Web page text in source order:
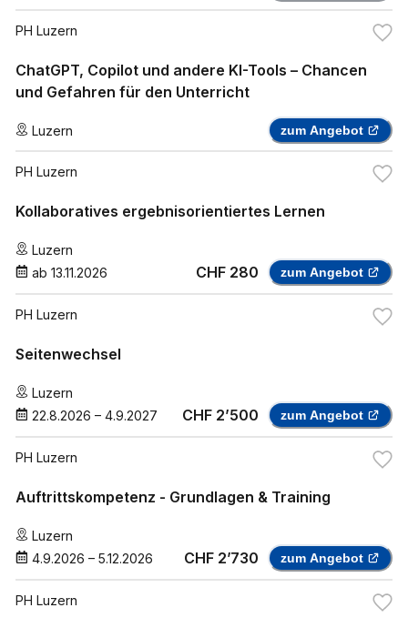
PH Luzern
ChatGPT, Copilot und andere KI-Tools – Chancen
und Gefahren für den Unterricht
Luzern zum Angebot
PH Luzern
Kollaboratives ergebnisorientiertes Lernen
Luzern
ab 13.11.2026 CHF 280 zum Angebot
PH Luzern
Seitenwechsel
Luzern
22.8.2026 – 4.9.2027 CHF 2’500 zum Angebot
PH Luzern
Auftrittskompetenz - Grundlagen & Training
Luzern
4.9.2026 – 5.12.2026 CHF 2’730 zum Angebot
PH Luzern